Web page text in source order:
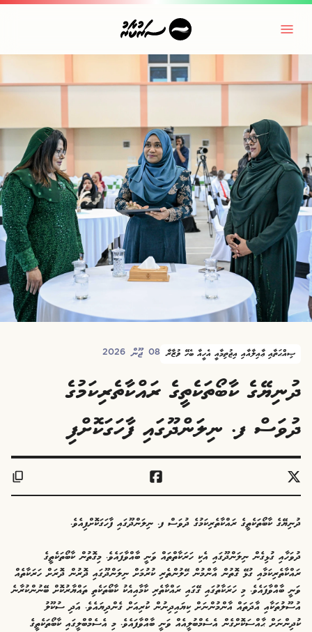
ޞިއްޙަތާއި ޢާއިލާއާއި އިޖުތިމާއީ އެހީއާ ބެހޭ ވުޒާރާ 08 ޖޫން 2026
ދުނިޔޭގެ ކާބޯތަކެތީގެ ރައްކާތެރިކަމުގެ
ދުވަސް ފ. ނިލަންދޫގައި ފާހަގަކޮށްފި
ދުނިޔޭގެ ކާބޯތަކެތީގެ ރައްކާތެރިކަމުގެ ދުވަސް ފ. ނިލަންދޫގައި ފާހަގަކޮށްފިއެވެ.
ދުވަހާއި ގުޅިގެން ނިލަންދޫގައި އެކި ހަރަކާތްތައް ވަނީ ބާއްވާފައެވެ. މިގޮތުން ކާބޯތަކެތީގެ
ރައްކާތެރިކަމާއި ގުޅޭ ގޮތުން އާންމުން ހޭލުންތެރި ކުރުމަށް ނިލަންދޫގައި ދޮރުން ދޮރަށް ހަރަކާތެއް
ވަނީ ބާއްވާފައެވެ. މި ހަރަކާތުގައި ގޭގައި ރައްކާތެރި ކާމާއިއެކު ކާބޯތަކެތި ތައްޔާރުކޮށް ބޭނުންކުރާނެ
އުސޫލުތަކާއި އާދަތައް އާންމުންނަށް ކިޔައިދިނުން ކުރިއަށް ގެންދިޔައެވެ. އަދި ސުކޫލު
ކުދިންނަށް ޙާއްސަކޮށްގެން އެސެމްބުލީއެއް ވަނީ ބާއްވާފައެވެ. މި އެސެމްބްލީގައި ކާބޯތަކެތީގެ